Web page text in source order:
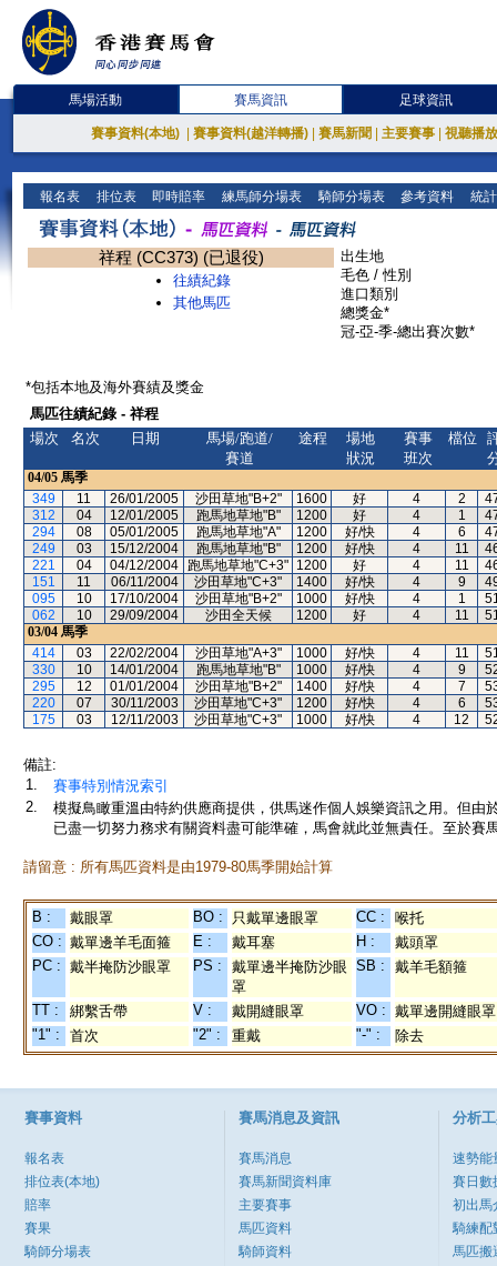
馬場活動 賽馬資訊 足球資訊
賽事資料(本地) 賽事資料(越洋轉播) 賽馬新聞 主要賽事 視聽播
報名表 排位表 即時賠率 練馬師分場表 騎師分場表 參考資料 統
祥程 (CC373) (已退役)
往績紀錄
其他馬匹
出生地
毛色 / 性別
進口類別
總獎金*
冠-亞-季-總出賽次數*
*包括本地及海外賽績及獎金
馬匹往績紀錄 - 祥程
場次
名次 日期
馬場/跑道/
賽道
途程
場地
狀況
賽事
班次
檔位
04/05 馬季
349
11 26/01/2005 沙田草地"B+2" 1600 好 4 2
312
04 12/01/2005 跑馬地草地"B" 1200 好 4 1
294
08 05/01/2005 跑馬地草地"A" 1200 好/快 4 6
249
03 15/12/2004 跑馬地草地"B" 1200 好/快 4 11
221
04 04/12/2004 跑馬地草地"C+3" 1200 好 4 11
151
11 06/11/2004 沙田草地"C+3" 1400 好/快 4 9
095
10 17/10/2004 沙田草地"B+2" 1000 好/快 4 1
062
10 29/09/2004 沙田全天候 1200 好 4 11
03/04 馬季
414
03 22/02/2004 沙田草地"A+3" 1000 好/快 4 11
330
10 14/01/2004 跑馬地草地"B" 1000 好/快 4 9
295
12 01/01/2004 沙田草地"B+2" 1400 好/快 4 7
220
07 30/11/2003 沙田草地"C+3" 1200 好/快 4 6
175
03 12/11/2003 沙田草地"C+3" 1000 好/快 4 12
備註:
1.
賽事特別情況索引
2.
模擬鳥瞰重溫由特約供應商提供，供馬迷作個人娛樂資訊之用。但
已盡一切努力務求有關資料盡可能準確，馬會就此並無責任。至於賽
請留意 : 所有馬匹資料是由1979-80馬季開始計算
B : 戴眼罩 BO : 只戴單邊眼罩 CC :
喉托
CO : 戴單邊羊毛面箍 E : 戴耳塞 H :
戴頭罩
PC : 戴半掩防沙眼罩 PS :
戴單邊半掩防沙眼
罩
SB : 戴羊毛額箍
TT : 綁繫舌帶 V : 戴開縫眼罩 VO : 戴單邊開縫眼罩
"1" :
首次 "2" : 重戴 "-" : 除去
賽事資料
報名表
排位表(本地)
賠率
賽果
騎師分場表
賽馬消息及資訊
賽馬消息
賽馬新聞資料庫
主要賽事
馬匹資料
騎師資料
分析
速勢能
賽日數
初出馬
騎練配
馬匹搬